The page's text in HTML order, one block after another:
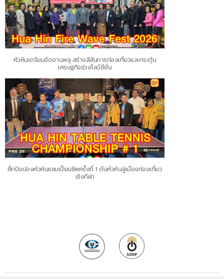
หัวหินเตรียมจัดงานพลุ สร้างสีสันการท่องเที่ยวและกระตุ้น
เศรษฐกิจช่วงโลว์ซีซั่น
ศึกปิงปองหัวหินแชมเปี้ยนชิพครั้งที่ 1 ดันหัวหินสู่เมืองท่องเที่ยว
เชิงกีฬา